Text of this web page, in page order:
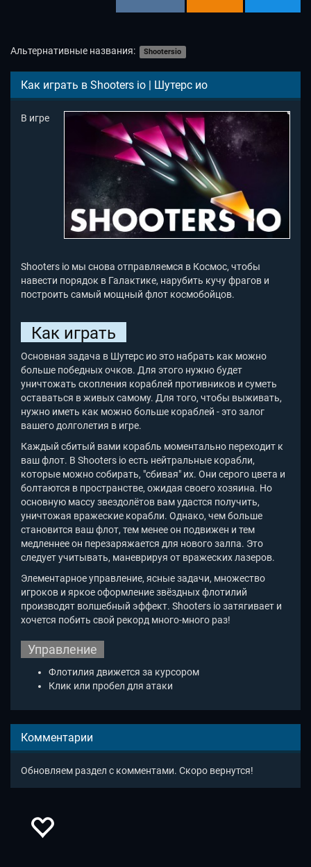
Альтернативные названия: Shootersio
Как играть в Shooters io | Шутерс ио
В игре
Shooters io мы снова отправляемся в Космос, чтобы
навести порядок в Галактике, нарубить кучу фрагов и
построить самый мощный флот космобойцов.
Как играть
Основная задача в Шутерс ио это набрать как можно
больше победных очков. Для этого нужно будет
уничтожать скопления кораблей противников и суметь
оставаться в живых самому. Для того, чтобы выживать,
нужно иметь как можно больше кораблей - это залог
вашего долголетия в игре.
Каждый сбитый вами корабль моментально переходит к
ваш флот. В Shooters ioесть нейтральные корабли,
которые можно собирать, "сбивая" их. Они серого цвета и
болтаются в пространстве, ожидая своего хозяина. Но
основную массу звездолётов вам удастся получить,
уничтожая вражеские корабли. Однако, чем больше
становится ваш флот, тем менее он подвижен и тем
медленнее он перезаряжается для нового залпа. Это
следует учитывать, маневрируя от вражеских лазеров.
Элементарное управление, ясные задачи, множество
игроков и яркое оформление звёздных флотилий
производят волшебный эффект. Shooters ioзатягивает и
хочется побить свой рекорд много-много раз!
Управление
Флотилия движется за курсором
Клик или пробел для атаки
Комментарии
Обновляем раздел с комментами. Скоро вернутся!